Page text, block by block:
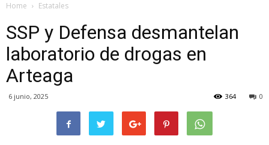
Home Estatales
SSP y Defensa desmantelan
laboratorio de drogas en
Arteaga
6 junio, 2025 0
364